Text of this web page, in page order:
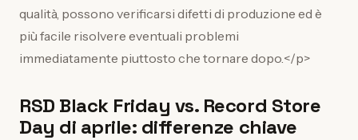
qualità, possono verificarsi difetti di produzione ed è
più facile risolvere eventuali problemi
immediatamente piuttosto che tornare dopo.</p>
RSD Black Friday vs. Record Store
Day di aprile: differenze chiave